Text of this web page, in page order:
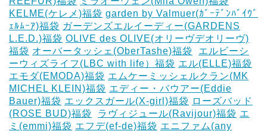
KELME(ケレメ)福袋 ‎garden by Valmuer(ｶﾞｰﾃﾞﾝﾊﾞｲｳﾞ
ｪﾙﾑｰｱ)福袋 ガーデンズエルイーディー(GARDENS
L.E.D.)福袋 OLIVE des OLIVE(オリーヴデオリーヴ)
福袋 オーバータッシェ(OberTashe)福袋
エルビーシ
ーウィズライフ(LBC with life）福袋 エル(ELLE)福袋
エモダ(EMODA)福袋 エムケーミッシェルクラン(MK
MICHEL KLEIN)福袋 エディー・バウアー(Eddie
Bauer)福袋 エックスガール(X-girl)福袋 ローズバッド
(ROSE BUD)福袋
ラヴィジュール(Ravijour)福袋 エ
ミ(emmi)福袋 エフデ(ef-de)福袋 エニファム(any